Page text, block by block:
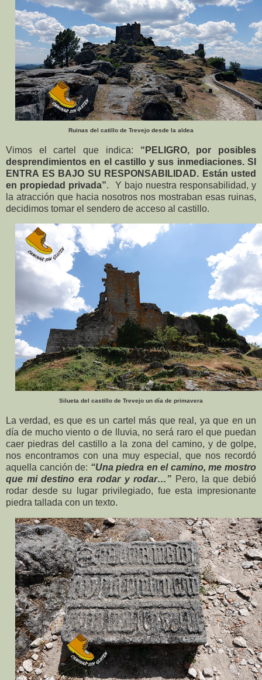
Ruinas del catillo de Trevejo desde la aldea
Vimos el cartel que indica: “PELIGRO, por posibles
desprendimientos en el castillo y sus inmediaciones. SI
ENTRA ES BAJO SU RESPONSABILIDAD. Están usted
en propiedad privada”. Y bajo nuestra responsabilidad, y
la atracción que hacia nosotros nos mostraban esas ruinas,
decidimos tomar el sendero de acceso al castillo.
Silueta del castillo de Trevejo un día de primavera
La verdad, es que es un cartel más que real, ya que en un
día de mucho viento o de lluvia, no será raro el que puedan
caer piedras del castillo a la zona del camino, y de golpe,
nos encontramos con una muy especial, que nos recordó
aquella canción de: “Una piedra en el camino, me mostro
que mi destino era rodar y rodar…” Pero, la que debió
rodar desde su lugar privilegiado, fue esta impresionante
piedra tallada con un texto.